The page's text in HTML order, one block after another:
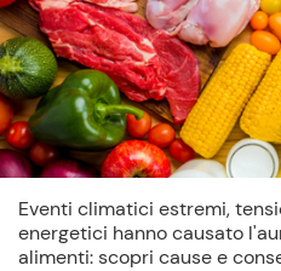
Eventi climatici estremi,
energetici hanno causato
alimenti: scopri cause e